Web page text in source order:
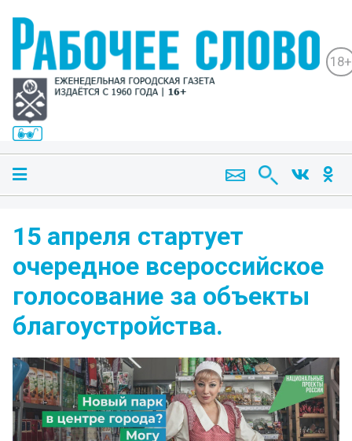
18+
15 апреля стартует
очередное всероссийское
голосование за объекты
благоустройства.